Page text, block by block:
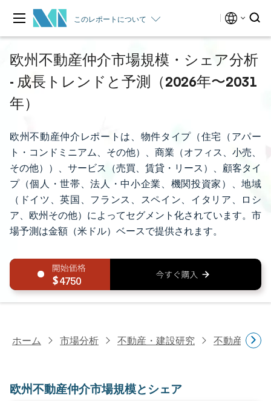
このレポートについて
欧州不動産仲介市場規模・シェア分析
- 成長トレンドと予測（2026年〜2031
年）
欧州不動産仲介レポートは、物件タイプ（住宅（アパー
ト・コンドミニアム、その他）、商業（オフィス、小売、
その他））、サービス（売買、賃貸・リース）、顧客タイ
プ（個人・世帯、法人・中小企業、機関投資家）、地域
（ドイツ、英国、フランス、スペイン、イタリア、ロシ
ア、欧州その他）によってセグメント化されています。市
場予測は金額（米ドル）ベースで提供されます。
4750
ホーム 市場分析 不動産・建設研究 不動産研究
欧州不動産仲介市場規模とシェア